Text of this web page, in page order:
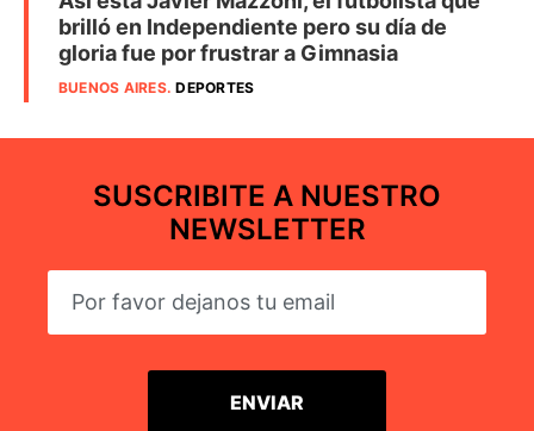
brilló en Independiente pero su día de
gloria fue por frustrar a Gimnasia
BUENOS AIRES.DEPORTES
SUSCRIBITE A NUESTRO
NEWSLETTER